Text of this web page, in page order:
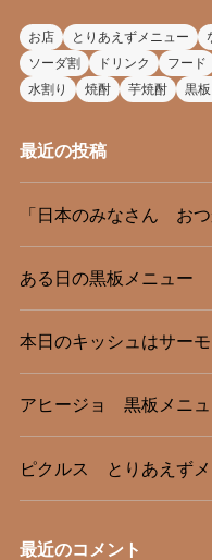
お店 とりあえずメニュー
ソーダ割
ドリンク フード
水割り
焼酎 芋焼酎 黒
最近の投稿
「日本のみなさん お
ある日の黒板メニュー
本日のキッシュはサー
アヒージョ 黒板メニ
ピクルス とりあえず
最近のコメント